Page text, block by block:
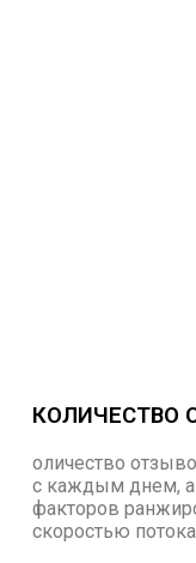
КОЛИЧЕСТВО
оличество
с каждым днем, а
факторов
скоростью